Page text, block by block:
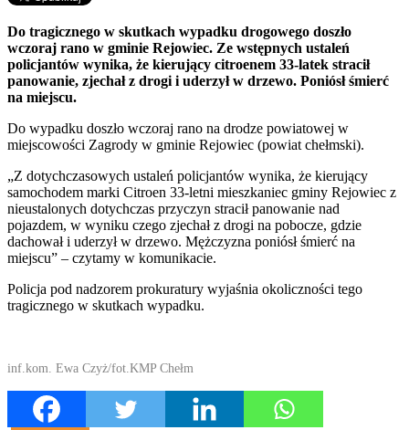
Do tragicznego w skutkach wypadku drogowego doszło
wczoraj rano w gminie Rejowiec. Ze wstępnych ustaleń
policjantów wynika, że kierujący citroenem 33-latek stracił
panowanie, zjechał z drogi i uderzył w drzewo. Poniósł śmierć
na miejscu.
Do wypadku doszło wczoraj rano na drodze powiatowej w
miejscowości Zagrody w gminie Rejowiec (powiat chełmski).
„Z dotychczasowych ustaleń policjantów wynika, że kierujący
samochodem marki Citroen 33-letni mieszkaniec gminy Rejowiec z
nieustalonych dotychczas przyczyn stracił panowanie nad
pojazdem, w wyniku czego zjechał z drogi na pobocze, gdzie
dachował i uderzył w drzewo. Mężczyzna poniósł śmierć na
miejscu” – czytamy w komunikacie.
Policja pod nadzorem prokuratury wyjaśnia okoliczności tego
tragicznego w skutkach wypadku.
inf.kom. Ewa Czyż/fot.KMP Chełm